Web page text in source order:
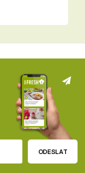
ODESLAT